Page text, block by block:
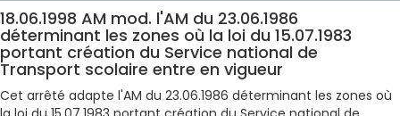
18.06.1998 AM mod. l'AM du 23.06.1986
déterminant les zones où la loi du 15.07.1983
portant création du Service national de
Transport scolaire entre en vigueur
Cet arrêté adapte l'AM du 23.06.1986 déterminant les zones où